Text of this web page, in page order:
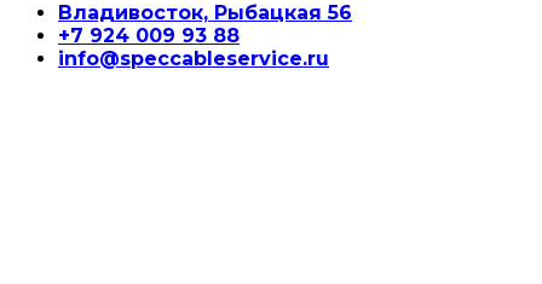
Владивосток, Рыбацкая 56
+7 924 009 93 88
info@speccableservice.ru